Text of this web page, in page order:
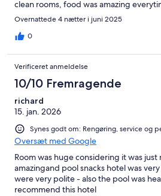
clean rooms, food was amazing
Overnattede 4 nætter i juni 2025
0
Verificeret anmeldelse
10/10 Fremragende
richard
15. jan. 2026
Synes godt om: Rengøring, service og
Oversæt med Google
Room was huge considering it was
amazingand pool snacks hotel was
were very polite - also the pool was
recommend this hotel